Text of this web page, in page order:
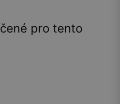
pro tento